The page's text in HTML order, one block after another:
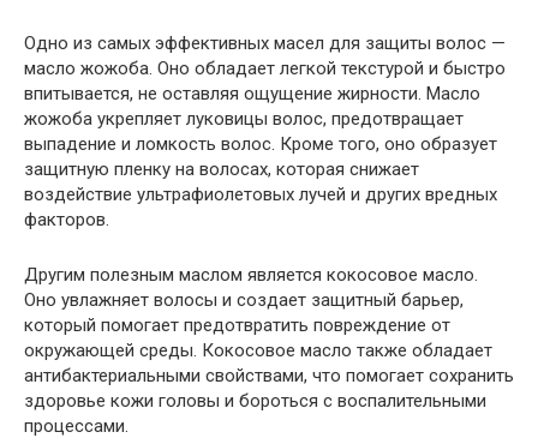
Одно из самых эффективных масел для защиты волос —
масло жожоба. Оно обладает легкой текстурой и быстро
впитывается, не оставляя ощущение жирности. Масло
жожоба укрепляет луковицы волос, предотвращает
выпадение и ломкость волос. Кроме того, оно образует
защитную пленку на волосах, которая снижает
воздействие ультрафиолетовых лучей и других вредных
факторов.
Другим полезным маслом является кокосовое масло.
Оно увлажняет волосы и создает защитный барьер,
который помогает предотвратить повреждение от
окружающей среды. Кокосовое масло также обладает
антибактериальными свойствами, что помогает сохранить
здоровье кожи головы и бороться с воспалительными
процессами.